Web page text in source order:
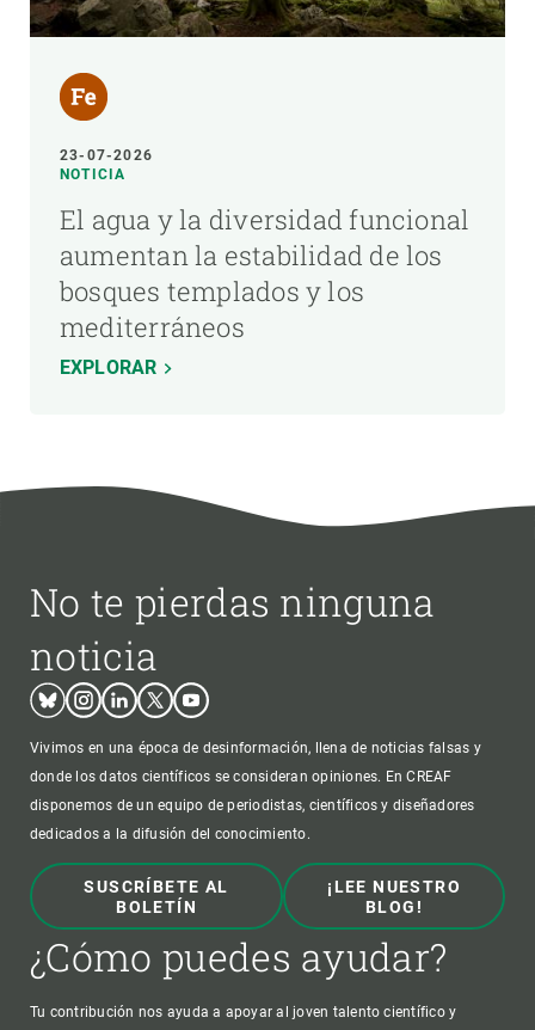
23-07-2026
NOTICIA
El agua y la diversidad funcional
aumentan la estabilidad de los
bosques templados y los
mediterráneos
EXPLORAR
No te pierdas ninguna
noticia
BlueskyInstagram
LinkedinTwitterYoutube
Vivimos en una época de desinformación, llena de noticias falsas y
donde los datos científicos se consideran opiniones. En CREAF
disponemos de un equipo de periodistas, científicos y diseñadores
dedicados a la difusión del conocimiento.
SUSCRÍBETE AL
BOLETÍN
¡LEE NUESTRO
BLOG!
¿Cómo puedes ayudar?
Tu contribución nos ayuda a apoyar al joven talento científico y